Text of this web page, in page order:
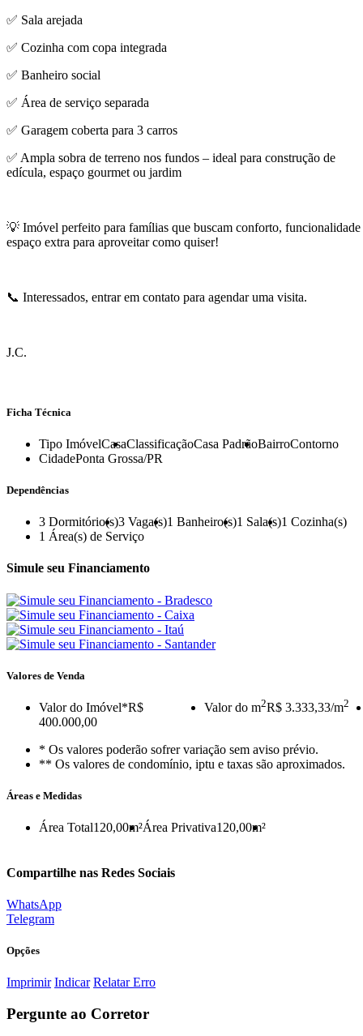
✅ Sala arejada
✅ Cozinha com copa integrada
✅ Banheiro social
✅ Área de serviço separada
✅ Garagem coberta para 3 carros
✅ Ampla sobra de terreno nos fundos – ideal para construção de
edícula, espaço gourmet ou jardim
💡 Imóvel perfeito para famílias que buscam conforto, funcionalidade
espaço extra para aproveitar como quiser!
📞 Interessados, entrar em contato para agendar uma visita.
J.C.
Ficha Técnica
Tipo ImóvelCasaClassificaçãoCasa PadrãoBairroContorno
CidadePonta Grossa/PR
Dependências
3 Dormitório(s)3 Vaga(s)1 Banheiro(s)1 Sala(s)1 Cozinha(s)
1 Área(s) de Serviço
Simule seu Financiamento
Valores de Venda
Valor do Imóvel*R$
400.000,00
Valor do m2R$ 3.333,33/m2
* Os valores poderão sofrer variação sem aviso prévio.
** Os valores de condomínio, iptu e taxas são aproximados.
Áreas e Medidas
Área Total120,00m²Área Privativa120,00m²
Compartilhe nas Redes Sociais
WhatsApp
Telegram
Opções
Imprimir Indicar Relatar Erro
Pergunte ao Corretor